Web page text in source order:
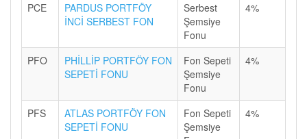
PCE
PARDUS PORTFÖY
İNCİ SERBEST FON
Serbest
Şemsiye
Fonu
4%
PFO
PHİLLİP PORTFÖY FON
SEPETİ FONU
Fon Sepeti
Şemsiye
Fonu
4%
PFS
ATLAS PORTFÖY FON
SEPETİ FONU
Fon Sepeti
Şemsiye
4%